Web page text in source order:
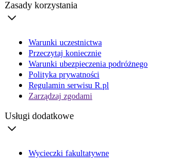
Zasady korzystania
Warunki uczestnictwa
Przeczytaj koniecznie
Warunki ubezpieczenia podróżnego
Polityka prywatności
Regulamin serwisu R.pl
Zarządzaj zgodami
Usługi dodatkowe
Wycieczki fakultatywne